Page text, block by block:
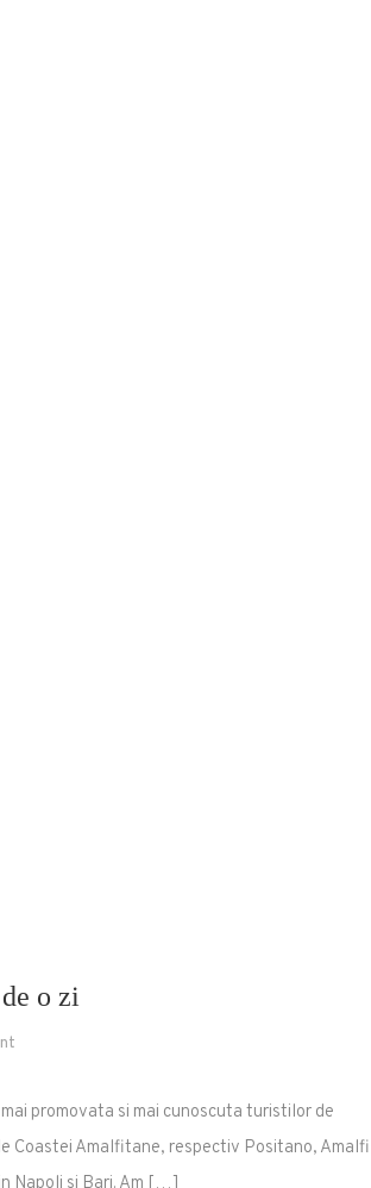
o zi
on
Amalfitana
promovata si mai cunoscuta turistilor de
Coastei Amalfitane, respectiv Positano, Amalfi